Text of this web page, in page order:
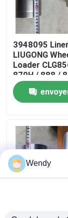
Au sujet de
Visite d'usine
Contrôle de
Nouvelles
Cas
3948095
LIUGONG
Loader
870H / 888 /
Excavator
Engine
6CTA8.3 /
Wendy